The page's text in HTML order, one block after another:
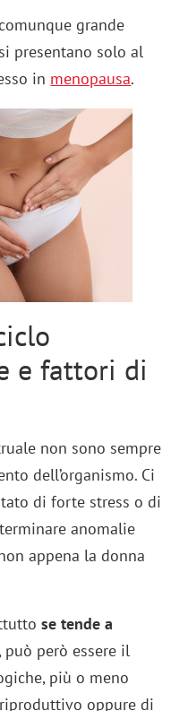
grande
presentano solo al
in menopausa.
e fattori di
non sono sempre
dell’organismo. Ci
di forte stress o di
anomalie
appena la donna
se tende a
, può però essere il
più o meno
riproduttivo oppure di